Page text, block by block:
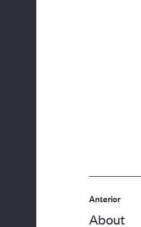
entre
Anterior
About